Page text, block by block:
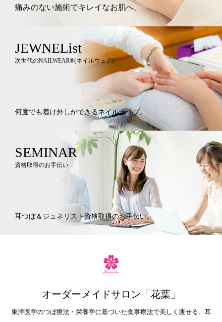
痛みのない施術でキレイなお肌へ。
JEWNEList
次世代のNAILWEAR®︎(ネイルウェア)
何度でも着け外しができるネイルチップ。
SEMINAR
資格取得のお手伝い
耳つぼ＆ジュネリスト資格取得のお手伝い。
オーダーメイドサロン「花葉」
東洋医学のつぼ療法・栄養学に基づいた食事療法で美しく痩せる。耳